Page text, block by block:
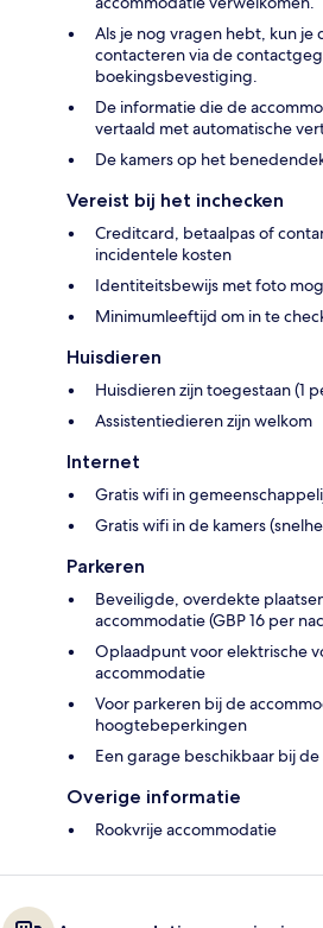
Als je nog vragen hebt, kun je
contacteren via de
boekingsbevestiging.
De informatie die de
vertaald met automatische
De kamers op het
Vereist bij het inchecken
Creditcard, betaalpas of
incidentele kosten
Identiteitsbewijs met foto
Minimumleeftijd om in te
Huisdieren
Huisdieren zijn toegestaan (1
Assistentiedieren zijn welkom
Internet
Gratis wifi in
Gratis wifi in de kamers
Parkeren
Beveiligde, overdekte
accommodatie (GBP 16 per
Oplaadpunt voor elektrische
accommodatie
Voor parkeren bij de
hoogtebeperkingen
Een garage beschikbaar bij
Overige informatie
Rookvrije accommodatie